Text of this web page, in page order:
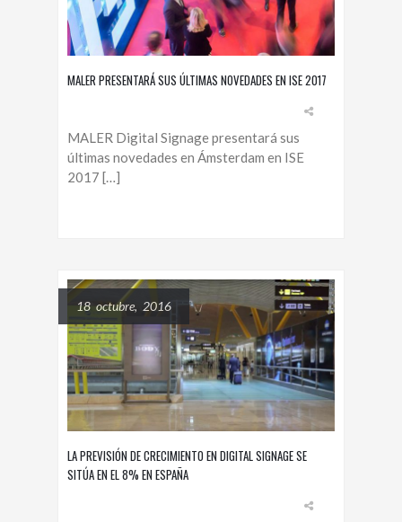
MALER PRESENTARÁ SUS ÚLTIMAS NOVEDADES EN ISE 2017
MALER Digital Signage presentará sus
últimas novedades en Ámsterdam en ISE
2017 […]
18 octubre, 2016
LA PREVISIÓN DE CRECIMIENTO EN DIGITAL SIGNAGE SE
SITÚA EN EL 8% EN ESPAÑA